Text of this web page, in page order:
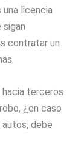
una licencia
contratar un
terceros
¿en caso
debe